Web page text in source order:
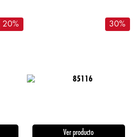
20% 30%
Ver producto